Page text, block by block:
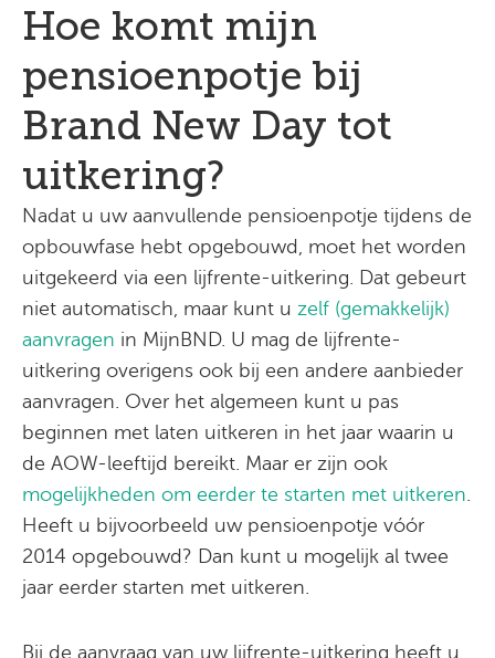
Hoe komt mijn
pensioenpotje bij
Brand New Day tot
uitkering?
Nadat u uw aanvullende pensioenpotje tijdens de
opbouwfase hebt opgebouwd, moet het worden
uitgekeerd via een lijfrente-uitkering. Dat gebeurt
niet automatisch, maar kunt u zelf (gemakkelijk)
aanvragen in MijnBND. U mag de lijfrente-
uitkering overigens ook bij een andere aanbieder
aanvragen. Over het algemeen kunt u pas
beginnen met laten uitkeren in het jaar waarin u
de AOW-leeftijd bereikt. Maar er zijn ook
mogelijkheden om eerder te starten met uitkeren
Heeft u bijvoorbeeld uw pensioenpotje vóór
2014 opgebouwd? Dan kunt u mogelijk al twee
jaar eerder starten met uitkeren.
Bij de aanvraag van uw lijfrente-uitkering heeft u